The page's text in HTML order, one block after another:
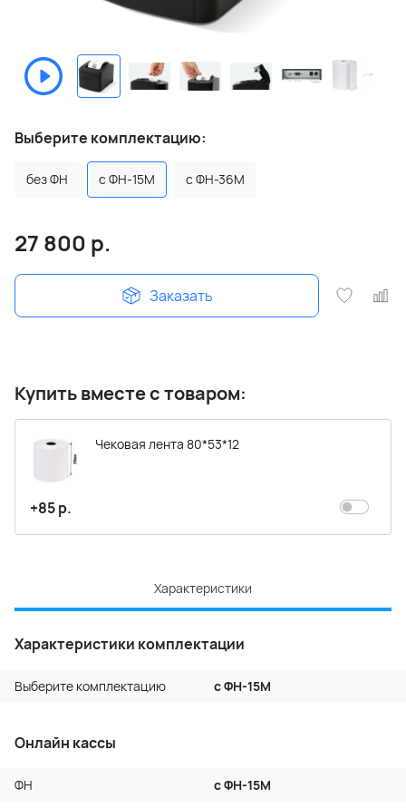
Выберите комплектацию:
без ФН с ФН-15М с ФН-36М
27 800 р.
Заказать
Купить вместе с товаром:
Чековая лента 80*53*12
+85 р.
Характеристики
Характеристики комплектации
Выберите комплектацию с ФН-15М
Онлайн кассы
ФН
с ФН-15М